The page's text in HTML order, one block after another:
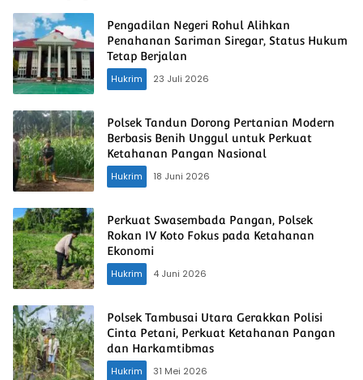
Pengadilan Negeri Rohul Alihkan
Penahanan Sariman Siregar, Status Hukum
Tetap Berjalan
Hukrim
23 Juli 2026
Polsek Tandun Dorong Pertanian Modern
Berbasis Benih Unggul untuk Perkuat
Ketahanan Pangan Nasional
Hukrim
18 Juni 2026
Perkuat Swasembada Pangan, Polsek
Rokan IV Koto Fokus pada Ketahanan
Ekonomi
Hukrim
4 Juni 2026
Polsek Tambusai Utara Gerakkan Polisi
Cinta Petani, Perkuat Ketahanan Pangan
dan Harkamtibmas
Hukrim
31 Mei 2026